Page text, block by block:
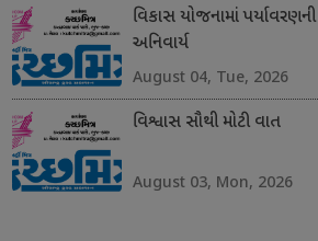
વિકાસ યોજનામાં
અનિવાર્ય
August 04, Tue, 2026
વિશ્વાસ સૌથી મોટી વાત
August 03, Mon, 2026